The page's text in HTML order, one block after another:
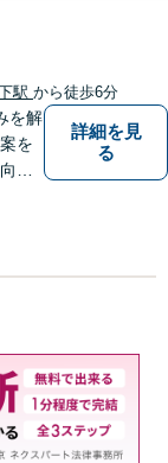
駅 から徒歩6分
を解
を
き
詳細を見
る